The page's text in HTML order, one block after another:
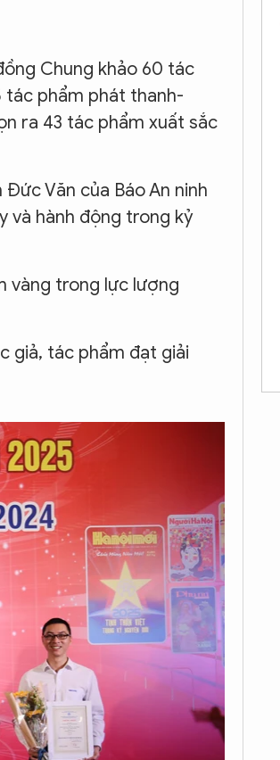
Chung khảo 60 tác
tác phẩm phát thanh-
ra 43 tác phẩm xuất sắc
Văn của Báo An ninh
và hành động trong kỷ
vàng trong lực lượng
giả, tác phẩm đạt giải